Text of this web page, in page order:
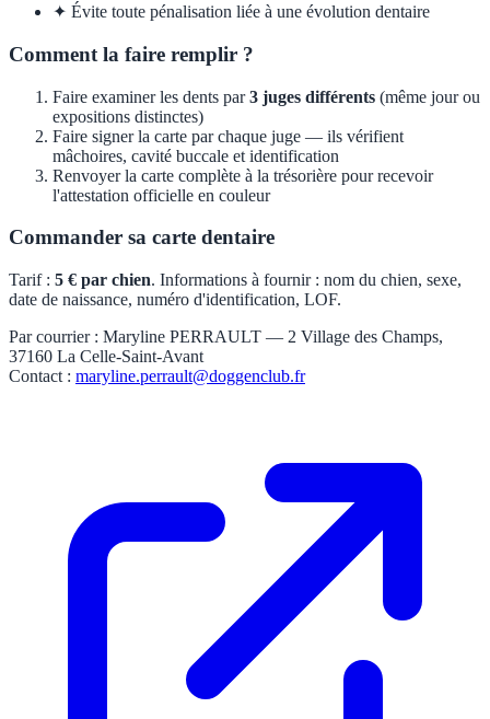
✦ Évite toute pénalisation liée à une évolution dentaire
Comment la faire remplir ?
Faire examiner les dents par3 juges différents (même jour ou
expositions distinctes)
Faire signer la carte par chaque juge — ils vérifient
mâchoires, cavité buccale et identification
Renvoyer la carte complète à la trésorière pour recevoir
l'attestation officielle en couleur
Commander sa carte dentaire
Tarif : 5 € par chien. Informations à fournir : nom du chien, sexe,
date de naissance, numéro d'identification, LOF.
Par courrier : Maryline PERRAULT — 2 Village des Champs,
37160 La Celle-Saint-Avant
Contact : maryline.perrault@doggenclub.fr